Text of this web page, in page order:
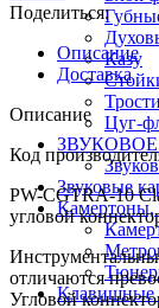
Казу
Трости
Цуг-
Звуковые
Клавишные
Поделиться:
Описание
Доставка
Описание
Код
PW-CGTRA-10
угловой
отличаются
Угловой